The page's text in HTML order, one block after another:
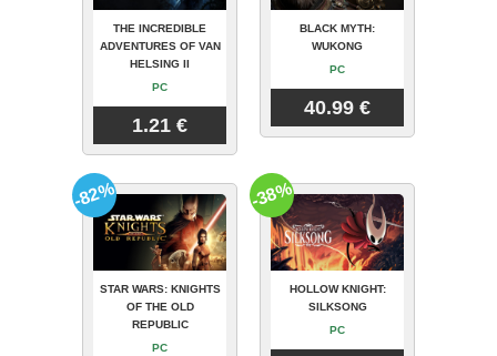
THE INCREDIBLE
ADVENTURES OF VAN
HELSING II
PC
1.21 €
BLACK MYTH:
WUKONG
PC
40.99 €
STAR WARS: KNIGHTS
OF THE OLD
REPUBLIC
PC
-82%
HOLLOW KNIGHT:
SILKSONG
PC
-38%